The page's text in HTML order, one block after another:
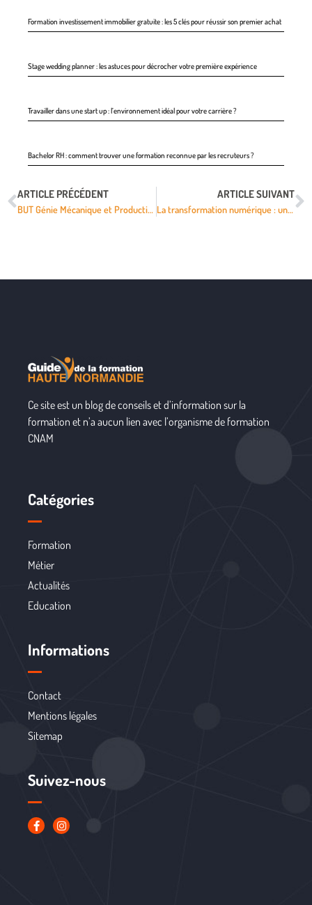
Formation investissement immobilier gratuite : les 5 clés pour réussir son premier achat
Stage wedding planner : les astuces pour décrocher votre première expérience
Travailler dans une start up : l’environnement idéal pour votre carrière ?
Bachelor RH : comment trouver une formation reconnue par les recruteurs ?
ARTICLE PRÉCÉDENT
BUT Génie Mécanique et Productique : Fiche pratique
ARTICLE SUIVANT
La transformation numérique : une opportunité pour les entreprises de tous secteurs
Ce site est un blog de conseils et d’information sur la
formation et n’a aucun lien avec l’organisme de formation
CNAM
Catégories
Formation
Métier
Actualités
Education
Informations
Contact
Mentions légales
Sitemap
Suivez-nous